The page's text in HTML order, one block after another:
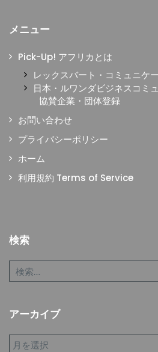
メニュー
Pick-Up! アフリカとは
レックスバート・コミュニケ
日本・ルワンダビジネスコミ
協賛企業・団体登録
お問い合わせ
プライバシーポリシー
ホーム
利用規約 Terms of Service
検索
アーカイブ